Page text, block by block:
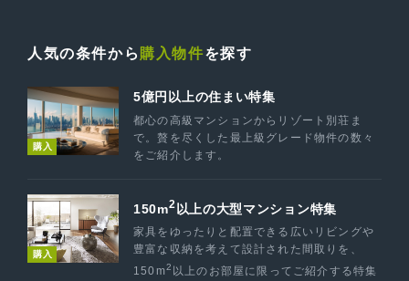
人気の条件から 購入物件を探す
購入
5億円以上の住まい特集
都心の高級マンションからリゾート別荘ま
で。贅を尽くした最上級グレード物件の数々
をご紹介します。
購入
150m2 以上の大型マンション特集
家具をゆったりと配置できる広いリビングや
豊富な収納を考えて設計された間取りを、
150m2 以上のお部屋に限ってご紹介する特集